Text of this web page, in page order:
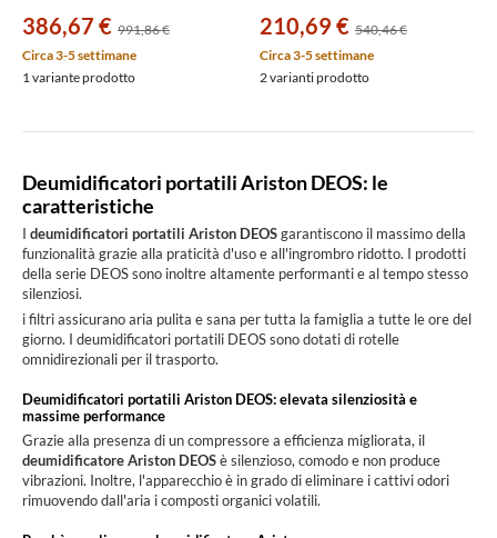
386,67 € 991,86 €
Circa 3-5 settimane
1 variante prodotto
210,69 € 540,46 €
Circa 3-5 settimane
2 varianti prodotto
Deumidificatori portatili Ariston DEOS: le
caratteristiche
I deumidificatori portatili Ariston DEOSgarantiscono il massimo della
funzionalità grazie alla praticità d'uso e all'ingrombro ridotto. I prodotti
della serie DEOS sono inoltre altamente performanti e al tempo stesso
silenziosi.
i filtri assicurano aria pulita e sana per tutta la famiglia a tutte le ore del
giorno. I deumidificatori portatili DEOS sono dotati di rotelle
omnidirezionali per il trasporto.
Deumidificatori portatili Ariston DEOS: elevata silenziosità e
massime performance
Grazie alla presenza di un compressore a efficienza migliorata, il
deumidificatore Ariston DEOSè silenzioso, comodo e non produce
vibrazioni. Inoltre, l'apparecchio è in grado di eliminare i cattivi odori
rimuovendo dall'aria i composti organici volatili.